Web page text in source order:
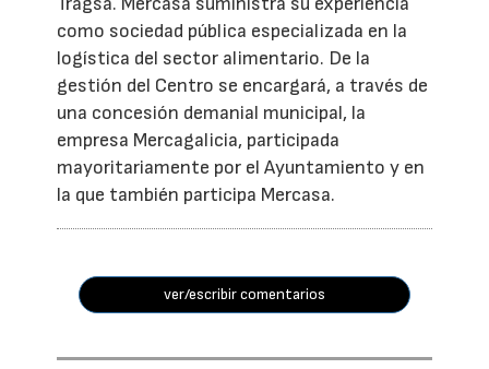
como sociedad pública especializada en la
logística del sector alimentario. De la
gestión del Centro se encargará, a través de
una concesión demanial municipal, la
empresa Mercagalicia, participada
mayoritariamente por el Ayuntamiento y en
la que también participa Mercasa.
ver/escribir comentarios